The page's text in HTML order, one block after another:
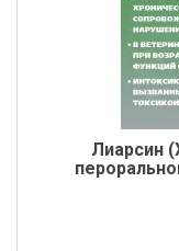
Лиарсин